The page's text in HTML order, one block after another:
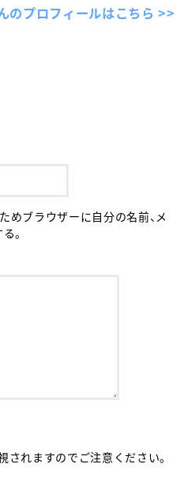
のプロフィールはこちら >>
めブラウザーに自分の名前、メ
。
れますのでご注意ください。